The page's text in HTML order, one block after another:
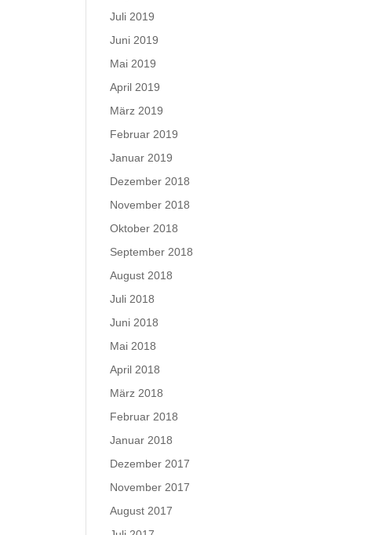
Juli 2019
Juni 2019
Mai 2019
April 2019
März 2019
Februar 2019
Januar 2019
Dezember 2018
November 2018
Oktober 2018
September 2018
August 2018
Juli 2018
Juni 2018
Mai 2018
April 2018
März 2018
Februar 2018
Januar 2018
Dezember 2017
November 2017
August 2017